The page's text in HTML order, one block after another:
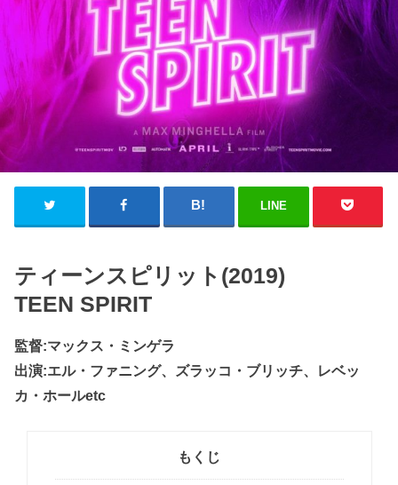
LINE
ティーンスピリット(2019)
TEEN SPIRIT
監督:マックス・ミンゲラ
出演:エル・ファニング、ズラッコ・ブリッチ、レベッ
カ・ホールetc
もくじ